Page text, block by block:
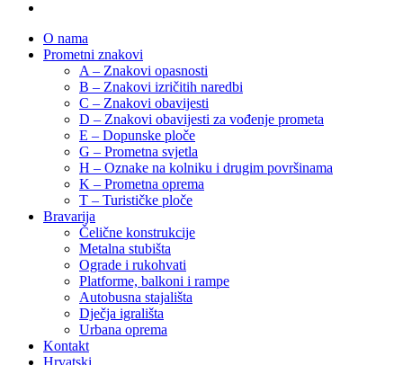
O nama
Prometni znakovi
A – Znakovi opasnosti
B – Znakovi izričitih naredbi
C – Znakovi obavijesti
D – Znakovi obavijesti za vođenje prometa
E – Dopunske ploče
G – Prometna svjetla
H – Oznake na kolniku i drugim površinama
K – Prometna oprema
T – Turističke ploče
Bravarija
Čelične konstrukcije
Metalna stubišta
Ograde i rukohvati
Platforme, balkoni i rampe
Autobusna stajališta
Dječja igrališta
Urbana oprema
Kontakt
Hrvatski